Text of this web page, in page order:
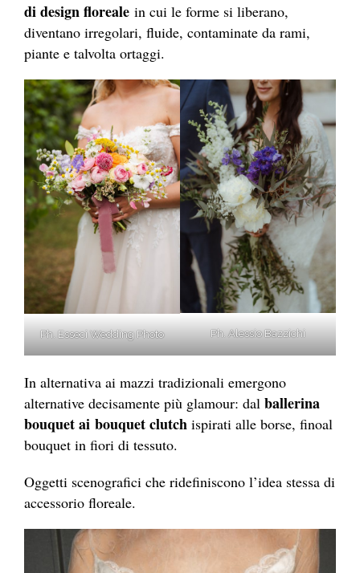
di design floreale in cui le forme si liberano,
diventano irregolari, fluide, contaminate da rami,
piante e talvolta ortaggi.
Ph. Esseci Wedding Photo Ph. Alessio Bazzichi
In alternativa ai mazzi tradizionali emergono
alternative decisamente più glamour: dal ballerina
bouquet ai bouquet clutch ispirati alle borse, finoal
bouquet in fiori di tessuto.
Oggetti scenografici che ridefiniscono l’idea stessa di
accessorio floreale.